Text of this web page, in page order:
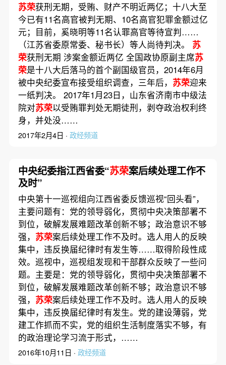
苏荣获刑无期，受贿、财产不明近两亿；十八大至
今已有11名高官被判无期、10名高官犯罪金额过亿
元；目前，奚晓明等11名认罪高官等待宣判……
（江苏省委原常委、秘书长）等人尚待判决。 苏
荣获刑无期 涉案金额近两亿 全国政协原副主席苏
荣是十八大后落马的首个副国级官员，2014年6月
被中央纪委宣布接受组织调查，三年后， 苏荣迎来
一纸判决。 2017年1月23日，山东省济南市中级法
院对苏荣以受贿罪判处无期徒刑，剥夺政治权利终
身，并处没……
2017年2月4日 · 政经频道
中央纪委指江西省委“苏荣案后续处理工作不
及时”
中央第十一巡视组向江西省委反馈巡视“回头看”，
主要问题有：党的领导弱化，贯彻中央决策部署不
到位，破解发展难题改革创新不够；政治意识不够
强， 苏荣案后续处理工作不及时。选人用人的反映
集中，违反换届纪律时有发生等……取得阶段性成
效。巡视中，巡视组发现和干部群众反映了一些问
题。主要是：党的领导弱化，贯彻中央决策部署不
到位，破解发展难题改革创新不够；政治意识不够
强， 苏荣案后续处理工作不及时。选人用人的反映
集中，违反换届纪律时有发生。党的建设薄弱，党
建工作抓而不实，党的组织生活制度落实不够，有
的政治理论学习流于形式，……
2016年10月11日 · 政经频道